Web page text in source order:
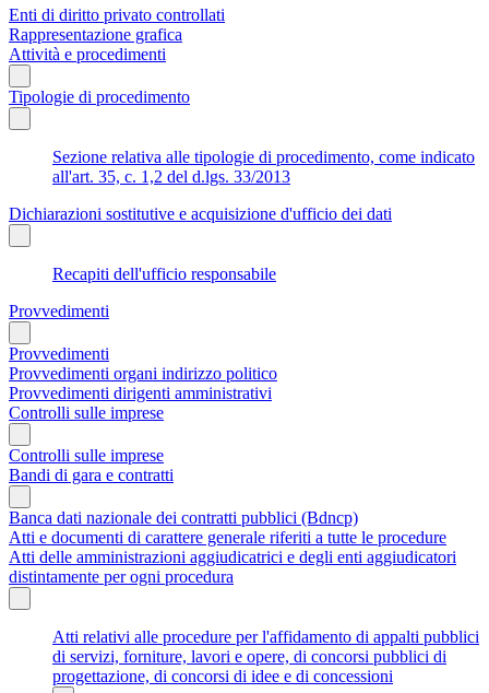
Enti di diritto privato controllati
Rappresentazione grafica
Attività e procedimenti
Tipologie di procedimento
Sezione relativa alle tipologie di procedimento, come indicato
all'art. 35, c. 1,2 del d.lgs. 33/2013
Dichiarazioni sostitutive e acquisizione d'ufficio dei dati
Recapiti dell'ufficio responsabile
Provvedimenti
Provvedimenti
Provvedimenti organi indirizzo politico
Provvedimenti dirigenti amministrativi
Controlli sulle imprese
Controlli sulle imprese
Bandi di gara e contratti
Banca dati nazionale dei contratti pubblici (Bdncp)
Atti e documenti di carattere generale riferiti a tutte le procedure
Atti delle amministrazioni aggiudicatrici e degli enti aggiudicatori
distintamente per ogni procedura
Atti relativi alle procedure per l'affidamento di appalti pubblici
di servizi, forniture, lavori e opere, di concorsi pubblici di
progettazione, di concorsi di idee e di concessioni